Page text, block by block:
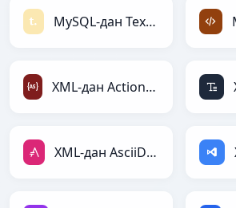
MySQL-дан Textile-ға
XML-дан ActionScript-ға
XML-дан AsciiDoc-ға